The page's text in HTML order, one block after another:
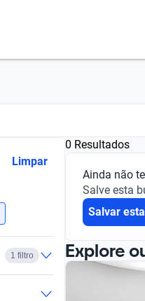
Limpar
1 filtro
0 Resultados
Ainda não
Salve esta
Salvar
Explore